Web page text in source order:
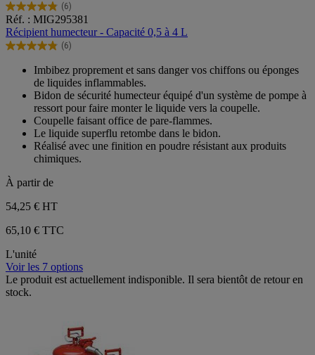
(6)
4.8
sur
5
étoiles.
avis
Réf. : MIG295381
Récipient humecteur - Capacité 0,5 à 4 L
(6)
4.8
étoiles.
Imbibez proprement et sans danger vos chiffons ou éponges
de liquides inflammables.
Bidon de sécurité humecteur équipé d'un système de pompe à
ressort pour faire monter le liquide vers la coupelle.
Coupelle faisant office de pare-flammes.
Le liquide superflu retombe dans le bidon.
Réalisé avec une finition en poudre résistant aux produits
chimiques.
À partir de
54,25 € HT
65,10 € TTC
L'unité
Voir les 7 options
Le produit est actuellement indisponible. Il sera bientôt de retour en
stock.